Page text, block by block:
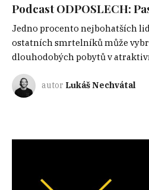
Podcast ODPOSLECH:
Jedno procento nejbohatších
ostatních smrtelníků může
dlouhodobých pobytů v
autor Lukáš Nechvátal